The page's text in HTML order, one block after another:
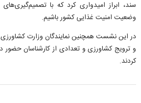
سند، ابراز امیدواری کرد که با
وضعیت امنیت غذایی کشور باشیم.
در این نشست همچنین نمایندگان وزارت
و ترویج کشاورزی و تعدادی از کارشناسان حضور
کردند.